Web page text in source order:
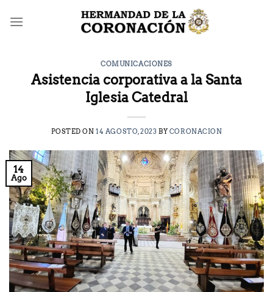
COMUNICACIONES
Asistencia corporativa a la Santa
Iglesia Catedral
POSTED ON14 AGOSTO, 2023 BY CORONACION
14
Ago